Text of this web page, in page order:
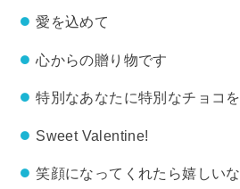
愛を込めて
心からの贈り物です
特別なあなたに特別なチョコを
Sweet Valentine!
笑顔になってくれたら嬉しいな